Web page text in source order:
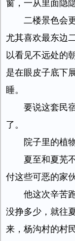
窗，一从里面隐
二楼景色会
尤其喜欢最东边
以看见不远处的
是在眼皮子底下
睡。
要说这套民
了。
院子里的植
夏至和夏芜
付这些可恶的家伙
他这次辛苦
没挣多少，就往
来，杨沟村的村